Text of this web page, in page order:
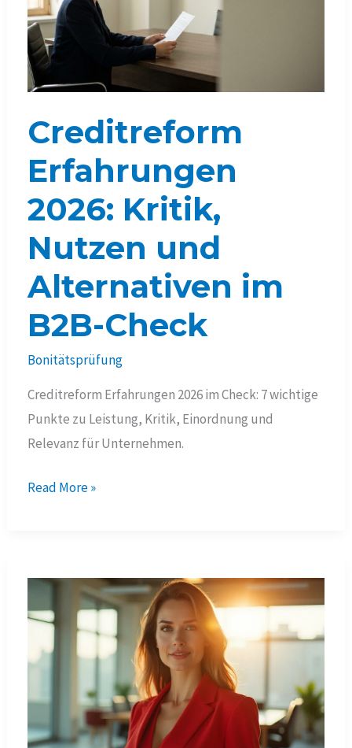
Creditreform
Erfahrungen
2026: Kritik,
Nutzen und
Alternativen im
B2B-Check
Bonitätsprüfung
Creditreform Erfahrungen 2026 im Check: 7 wichtige
Punkte zu Leistung, Kritik, Einordnung und
Relevanz für Unternehmen.
Creditreform
Nutzen
und
Alternativen
im
Check
Read More »